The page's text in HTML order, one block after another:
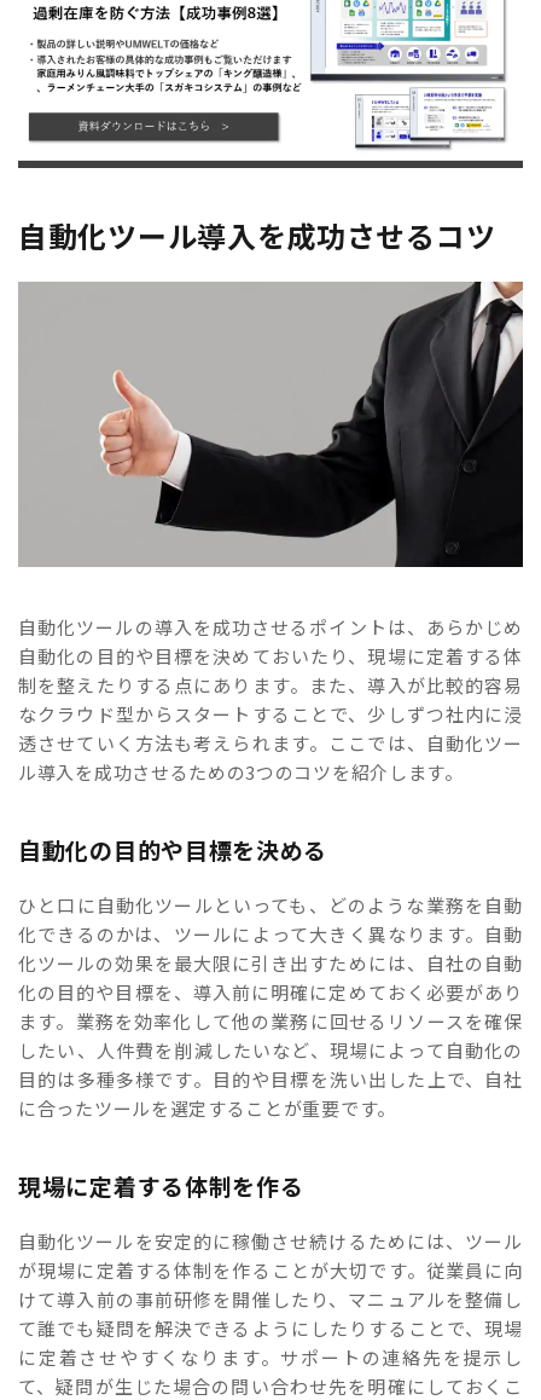
自動化ツール導入を成功させるコツ
自動化ツールの導入を成功させるポイントは、あらかじめ
自動化の目的や目標を決めておいたり、現場に定着する体
制を整えたりする点にあります。また、導入が比較的容易
なクラウド型からスタートすることで、少しずつ社内に浸
透させていく方法も考えられます。ここでは、自動化ツー
ル導入を成功させるための3つのコツを紹介します。
自動化の目的や目標を決める
ひと口に自動化ツールといっても、どのような業務を自動
化できるのかは、ツールによって大きく異なります。自動
化ツールの効果を最大限に引き出すためには、自社の自動
化の目的や目標を、導入前に明確に定めておく必要があり
ます。業務を効率化して他の業務に回せるリソースを確保
したい、人件費を削減したいなど、現場によって自動化の
目的は多種多様です。目的や目標を洗い出した上で、自社
に合ったツールを選定することが重要です。
現場に定着する体制を作る
自動化ツールを安定的に稼働させ続けるためには、ツール
が現場に定着する体制を作ることが大切です。従業員に向
けて導入前の事前研修を開催したり、マニュアルを整備し
て誰でも疑問を解決できるようにしたりすることで、現場
に定着させやすくなります。サポートの連絡先を提示し
て、疑問が生じた場合の問い合わせ先を明確にしておくこ